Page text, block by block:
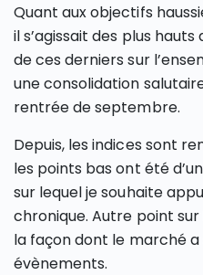
Quant aux objectifs
il s’agissait des plus
de ces derniers sur
une consolidation
rentrée de septembre.
Depuis, les indices sont
les points bas ont été
sur lequel je souhaite
chronique. Autre point
la façon dont le marché
évènements.